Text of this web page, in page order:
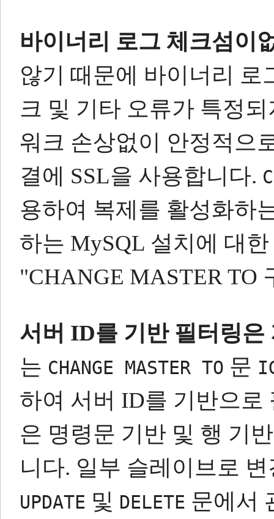
바이너리 로그 체크섬이
않기 때문에 바이너리 로
크 및 기타 오류가 특정
워크 손상없이 안정적으
결에 SSL을 사용합니다.
용하여 복제를 활성화하
하는 MySQL 설치에 대
"CHANGE MASTER TO
서버 ID를 기반 필터링은
는 CHANGE MASTER TO 문
하여 서버 ID를 기반으로
은 명령문 기반 및 행 기
니다. 일부 슬레이브로
UPDATE 및 DELETE 문에서